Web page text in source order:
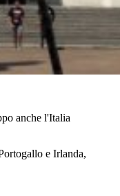
anche l'Italia
e Irlanda,